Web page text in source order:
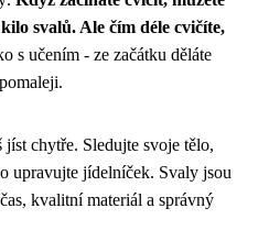
svalů. Ale čím déle cvičíte,
s učením - ze začátku děláte
chytře. Sledujte svoje tělo,
upravujte jídelníček. Svaly jsou
kvalitní materiál a správný